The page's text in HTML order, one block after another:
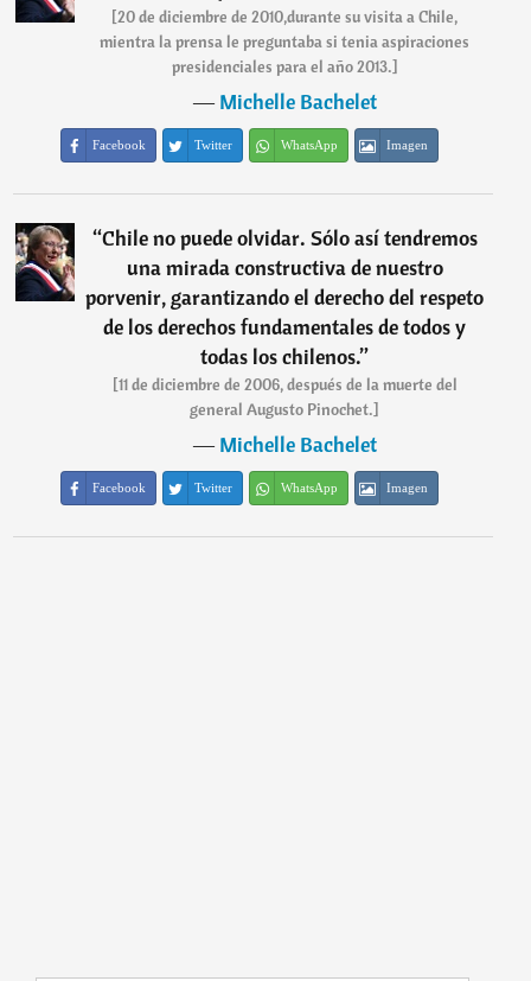
[20 de diciembre de 2010,durante su visita a Chile,
mientra la prensa le preguntaba si tenia aspiraciones
presidenciales para el año 2013.]
―Michelle Bachelet
Facebook Twitter WhatsApp Imagen
“Chile no puede olvidar. Sólo así tendremos
una mirada constructiva de nuestro
porvenir, garantizando el derecho del respeto
de los derechos fundamentales de todos y
todas los chilenos.”
[11 de diciembre de 2006, después de la muerte del
general Augusto Pinochet.]
―Michelle Bachelet
Facebook Twitter WhatsApp Imagen